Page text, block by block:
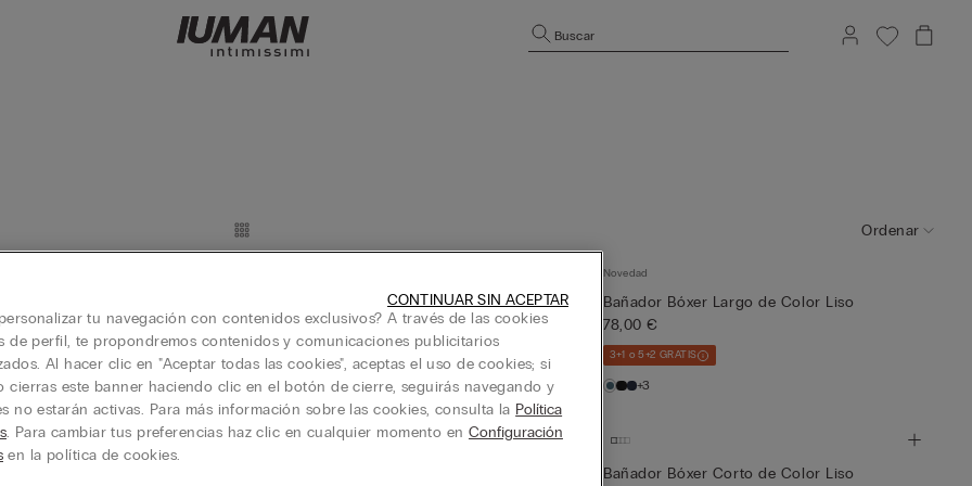
Buscar
Ordenar
Bañador Bóxer Largo de Color Liso
78,00 €
+3
Novedad
Bañador Bóxer Largo de Color Liso
78,00 €
3+1 o 5+2 GRATIS
+3
Bañador Bóxer Corto de Color Liso
tu navegación con contenidos exclusivos? A través de las cookies
de perfil, te propondremos contenidos y comunicaciones publicitarios
Al hacer clic en "Aceptar todas las cookies", aceptas el uso de cookies; si
cierras este banner haciendo clic en el botón de cierre, seguirás navegando y
no estarán activas. Para más información sobre las cookies, consulta la Política
. Para cambiar tus preferencias haz clic en cualquier momento en Configuración
en la política de cookies.
CONTINUAR SIN ACEPTAR